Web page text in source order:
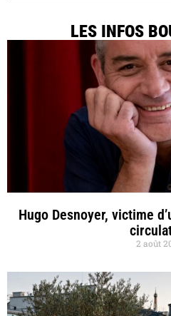
LES INFOS
Hugo Desnoyer, victime
2 août